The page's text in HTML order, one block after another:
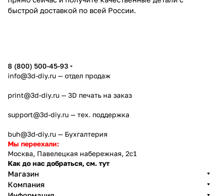
быстрой доставкой по всей России.
8 (800) 500-45-93
info@3d-diy.ru — отдел продаж
print@3d-diy.ru — 3D печать на заказ
support@3d-diy.ru — тех. поддержка
buh@3d-diy.ru — Бухгалтерия
Мы переехали:
Москва, Павелецкая набережная, 2с1
Как до нас добраться, см. тут
Магазин
Компания